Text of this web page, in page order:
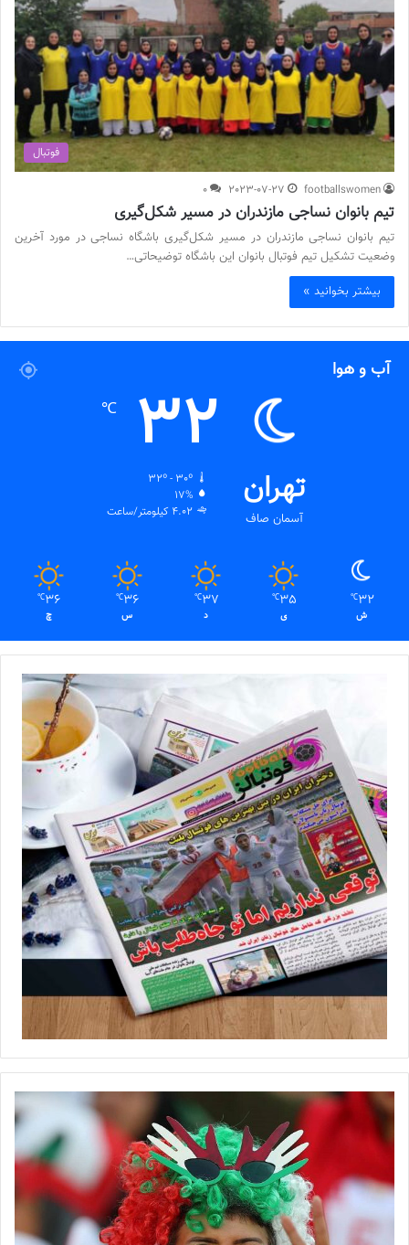
فوتبال
footballswomen
2023-07-27
0
تیم بانوان نساجی مازندران در مسیر شکل‌گیری
تیم بانوان نساجی مازندران در مسیر شکل‌گیری باشگاه نساجی در مورد آخرین
وضعیت تشکیل تیم فوتبال بانوان این باشگاه توضیحاتی…
بیشتر بخوانید »
آب و هوا
تهران
آسمان صاف
32
℃
32º - 30º
17%
4.02 کیلومتر/ساعت
32
℃
ش
35
℃
ی
37
℃
د
36
℃
س
36
℃
چ